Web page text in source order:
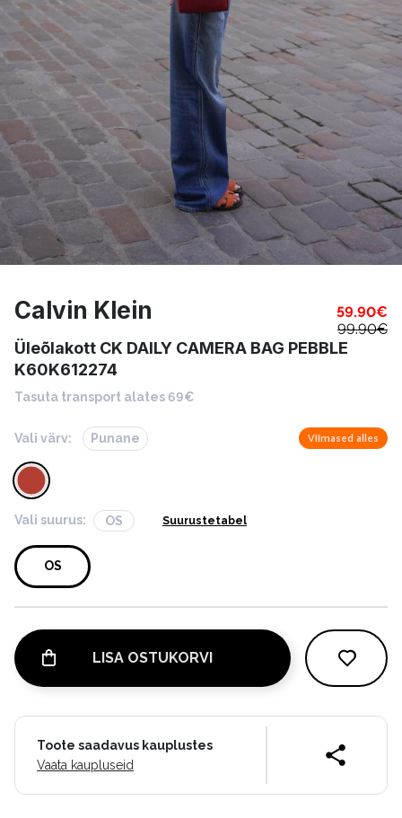
Calvin Klein 59.90€
99.90€
Üleõlakott CK DAILY CAMERA BAG PEBBLE
K60K612274
Tasuta transport alates 69€
Vali värv: Punane Viimased alles
Vali suurus: OS Suurustetabel
OS
LISA OSTUKORVI
Toote saadavus kauplustes
Vaata kaupluseid